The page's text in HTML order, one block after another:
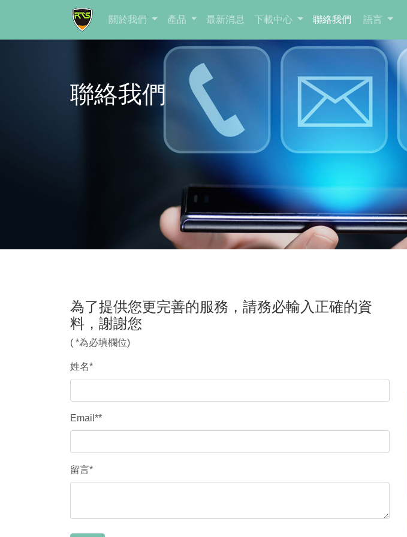
關於我們 產品 最新消息 下載中心 聯絡我們 語言
聯絡我們
為了提供您更完善的服務，請務必輸入正確的資
料，謝謝您
( *為必填欄位)
姓名*
Email**
留言*